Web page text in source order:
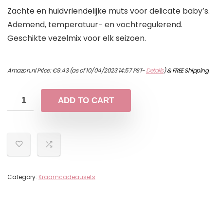
Zachte en huidvriendelijke muts voor delicate baby’s.
Ademend, temperatuur- en vochtregulerend.
Geschikte vezelmix voor elk seizoen.
Amazon.nl Price:€9.43(as of 10/04/2023 14:57 PST-Details)&FREE Shipping.
ADD TO CART
Category: Kraamcadeausets